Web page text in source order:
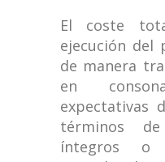
El coste
ejecución del
de manera
en
expectativas
términos
íntegros o